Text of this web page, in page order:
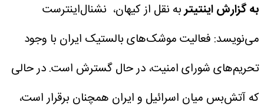
به گزارش اینتیتربه نقل از کیهان، نشنال‌اینترست
می‌نویسد: فعالیت موشک‌های بالستیک ایران با وجود
تحریم‌های شورای امنیت، در حال گسترش است. در حالی
که آتش‌بس میان اسرائیل و ایران همچنان برقرار است،